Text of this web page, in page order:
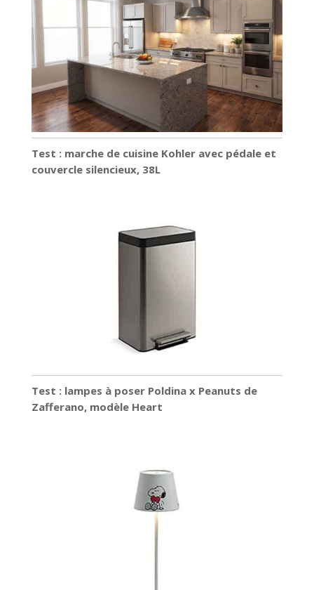
Test : marche de cuisine Kohler avec pédale et
couvercle silencieux, 38L
Test : lampes à poser Poldina x Peanuts de
Zafferano, modèle Heart